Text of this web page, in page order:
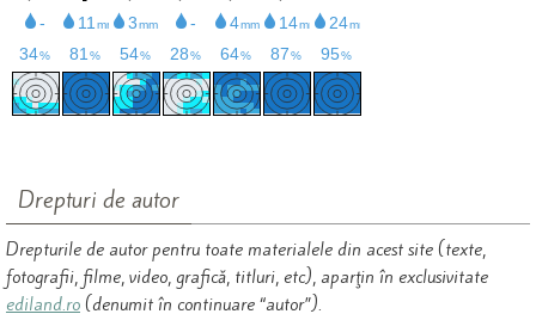
Drepturi de autor
Drepturile de autor pentru toate materialele din acest site (texte,
fotografii, filme, video, grafică, titluri, etc), aparţin în exclusivitate
ediland.ro (denumit în continuare “autor”).